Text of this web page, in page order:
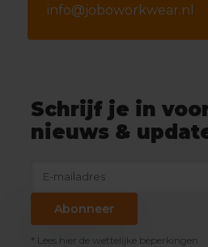
info@joboworkwear.nl
Schrijf je in
nieuws &
Abonneer
* Lees hier de wettelijke beperkingen